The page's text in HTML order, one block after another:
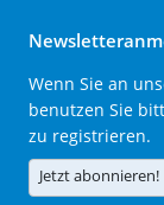
Wenn Sie an
benutzen Sie
zu registrieren.
Jetzt abonnieren!